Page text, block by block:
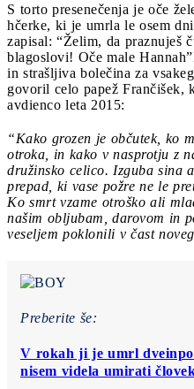
S torto presenečenja je oče
hčerke, ki je umrla le osem
zapisal: “Želim, da praznuješ
blagoslovi! Oče male Hannah”
in strašljiva bolečina za
govoril celo papež Frančišek,
avdienco leta 2015:
“Kako grozen je občutek, ko
otroka, in kako v nasprotju z
družinsko celico. Izguba sina
prepad, ki vase požre ne le
Ko smrt vzame otroško ali
našim obljubam, darovom in
veseljem poklonili v čast
Preberite še:
V rokah ji je umrl
nisem videla umirati